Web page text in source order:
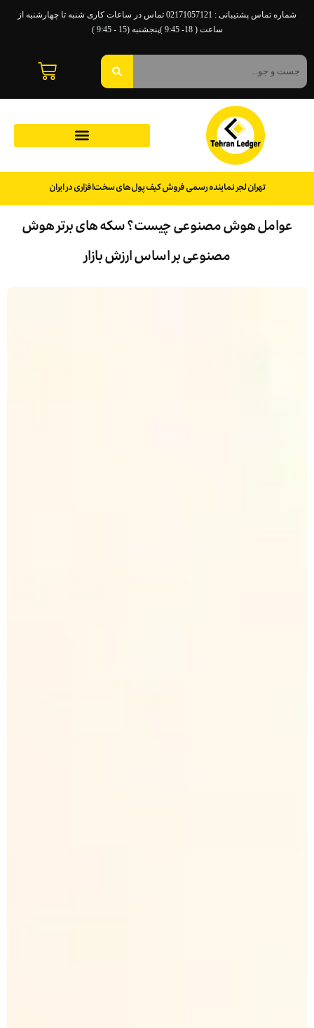
شماره تماس پشتیبانی : 02171057121 تماس در ساعات کاری شنبه تا چهارشنبه از
ساعت ( 18- 9:45 )پنجشنبه (15 - 9:45 )
تهران لجر نماینده رسمی فروش کیف پول‌های سخت‌افزاری در ایران
عوامل هوش مصنوعی چیست؟ سکه های برتر هوش
مصنوعی بر اساس ارزش بازار